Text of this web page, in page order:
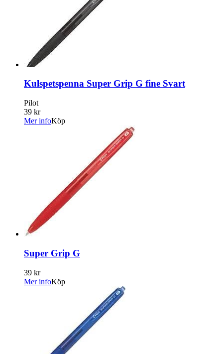
Kulspetspenna Super Grip G fine Svart
Pilot
39 kr
Mer infoKöp
Super Grip G
39 kr
Mer infoKöp